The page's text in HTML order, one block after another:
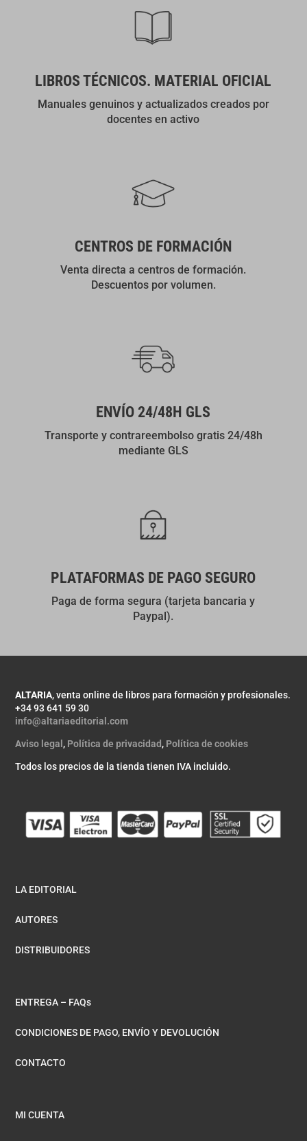
LIBROS TÉCNICOS. MATERIAL OFICIAL
Manuales genuinos y actualizados creados por
docentes en activo
CENTROS DE FORMACIÓN
Venta directa a centros de formación.
Descuentos por volumen.
ENVÍO 24/48H GLS
Transporte y contrareembolso gratis 24/48h
mediante GLS
PLATAFORMAS DE PAGO SEGURO
Paga de forma segura (tarjeta bancaria y
Paypal).
ALTARIA, venta online de libros para formación y profesionales.
+34 93 641 59 30
info@altariaeditorial.com
Aviso legal , Política de privacidad , Política de cookies
Todos los precios de la tienda tienen IVA incluido.
LA EDITORIAL
AUTORES
DISTRIBUIDORES
ENTREGA – FAQs
CONDICIONES DE PAGO, ENVÍO Y DEVOLUCIÓN
CONTACTO
MI CUENTA